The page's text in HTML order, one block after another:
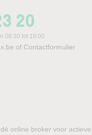
20
08:30 tot 18:00
of Contactformulier
online broker voor actieve